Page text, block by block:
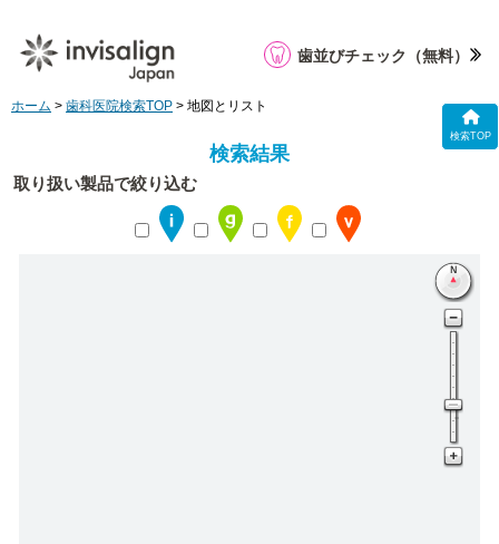
検索TOP
歯並びチェック （無料）
ホーム > 歯科医院検索TOP > 地図とリスト
検索結果
取り扱い製品で絞り込む